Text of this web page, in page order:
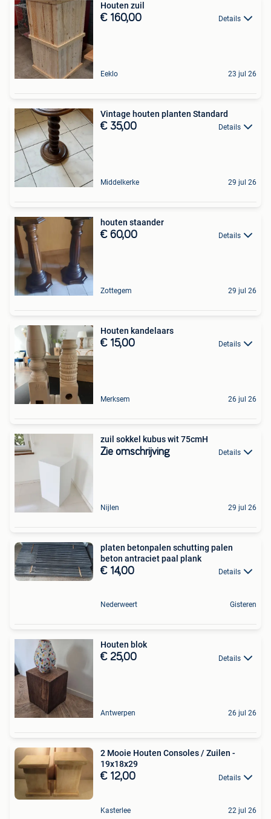
Houten zuil
€ 160,00 Details
Eeklo 23 jul 26
Vintage houten planten Standard
€ 35,00 Details
Middelkerke 29 jul 26
houten staander
€ 60,00 Details
Zottegem 29 jul 26
Houten kandelaars
€ 15,00 Details
Merksem 26 jul 26
zuil sokkel kubus wit 75cmH
Zie omschrijving Details
Nijlen 29 jul 26
platen betonpalen schutting palen
beton antraciet paal plank
€ 14,00 Details
Nederweert Gisteren
Houten blok
€ 25,00 Details
Antwerpen 26 jul 26
2 Mooie Houten Consoles / Zuilen -
19x18x29
€ 12,00 Details
Kasterlee 22 jul 26